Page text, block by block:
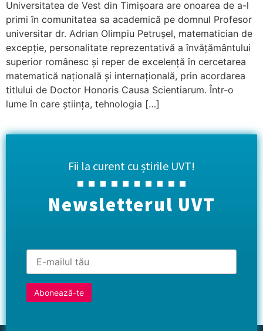
Universitatea de Vest din Timișoara are onoarea de a-l
primi în comunitatea sa academică pe domnul Profesor
universitar dr. Adrian Olimpiu Petrușel, matematician de
excepție, personalitate reprezentativă a învățământului
superior românesc și reper de excelență în cercetarea
matematică națională și internațională, prin acordarea
titlului de Doctor Honoris Causa Scientiarum. Într-o
lume în care știința, tehnologia […]
Fii la curent cu știrile UVT!
Newsletterul UVT